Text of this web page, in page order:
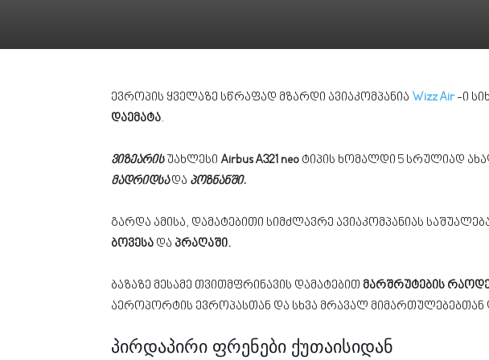
ევროპის ყველაზე სწრაფად მზარდი ავიაკომპანია Wizz Air-ი
დაემატა.
ვიზეარის უახლესი Airbus A321 neo ტიპის ხომალდი 5 სრულიად
მადრიდსადა პოზნანში.
გარდა ამისა, დამატებითი სიმძლავრე ავიაკომპანიას
ბოვესა და პრაღაში.
ბაზაზე მესამე თვითმფრინავის დამატებით მარშრუტების
აეროპორტის ევროპასთან და სხვა მრავალ მიმართულებებთან
პირდაპირი ფრენები ქუთაისიდან